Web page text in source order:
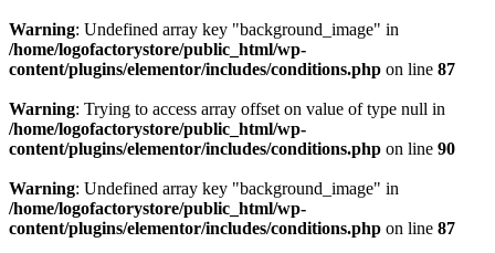
Warning: Undefined array key "background_image" in
/home/logofactorystore/public_html/wp-
content/plugins/elementor/includes/conditions.php on line 87
Warning: Trying to access array offset on value of type null in
/home/logofactorystore/public_html/wp-
content/plugins/elementor/includes/conditions.php on line 90
Warning: Undefined array key "background_image" in
/home/logofactorystore/public_html/wp-
content/plugins/elementor/includes/conditions.php on line 87